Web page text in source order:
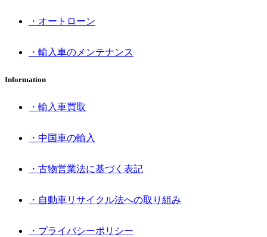
・オートローン
・輸入車のメンテナンス
Information
・輸入車買取
・中国車の輸入
・古物営業法に基づく表記
・自動車リサイクル法への取り組み
・プライバシーポリシー